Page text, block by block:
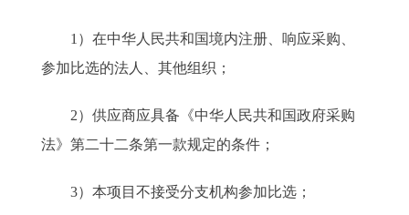
1）在中华人民共和国境内注册、响应采购、
参加比选的法人、其他组织；
2）供应商应具备《中华人民共和国政府采购
法》第二十二条第一款规定的条件；
3）本项目不接受分支机构参加比选；